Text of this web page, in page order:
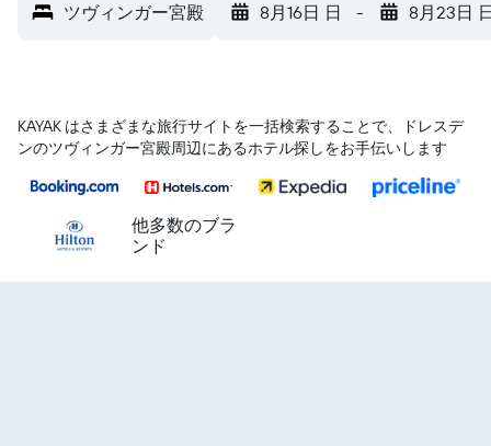
ツヴィンガー宮殿 8月16日 日 - 8月23日
KAYAK はさまざまな旅行サイトを一括検索することで、ドレスデ
ン​のツヴィンガー宮殿​周辺にあるホテル探しをお手伝いします
他多数のブラ
ンド